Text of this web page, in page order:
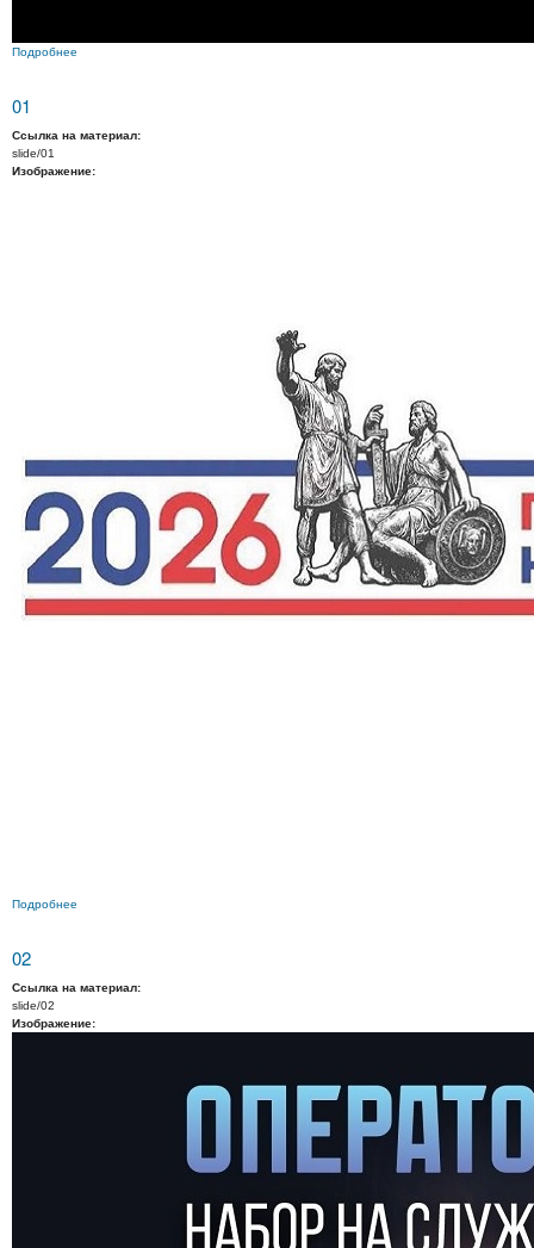
Подробнее
01
Ссылка на материал:
slide/01
Изображение:
Подробнее
02
Ссылка на материал:
slide/02
Изображение: